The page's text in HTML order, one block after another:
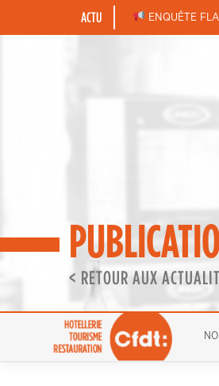
to
ACTU ENQUÊTE
BONNES FÊTES
< RETOUR AUX